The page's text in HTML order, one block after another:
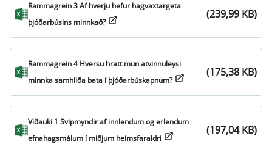
Rammagrein 3 Af hverju hefur hagvaxtargeta
þjóðarbúsins minnkað?
(239,99 KB)
Rammagrein 4 Hversu hratt mun atvinnuleysi
minnka samhliða bata í þjóðarbúskapnum?
(175,38 KB)
Viðauki 1 Svipmyndir af innlendum og erlendum
efnahagsmálum í miðjum heimsfaraldri
(197,04 KB)